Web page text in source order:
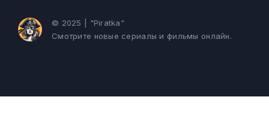
© 2025 | "Piratka"
Смотрите новые сериалы и фильмы онлайн.